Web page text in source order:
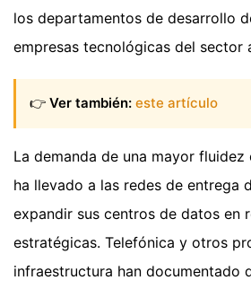
los departamentos de desarrollo
empresas tecnológicas del sector
👉 Ver también: este artículo
La demanda de una mayor
ha llevado a las redes de entrega
expandir sus centros de datos en
estratégicas. Telefónica y otros
infraestructura han documentado